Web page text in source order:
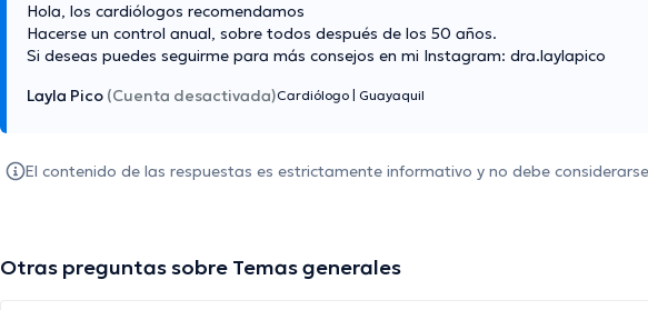
Hola, los cardiólogos recomendamos
Hacerse un control anual, sobre todos después de los 50 años.
Si deseas puedes seguirme para más consejos en mi Instagram: dra.laylapico
Layla Pico (Cuenta desactivada)Cardiólogo Guayaquil
El contenido de las respuestas es estrictamente informativo y no debe
Otras preguntas sobre Temas generales